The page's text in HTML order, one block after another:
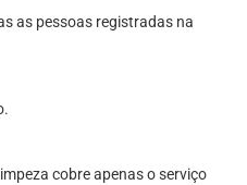
as pessoas registradas na
cobre apenas o serviço